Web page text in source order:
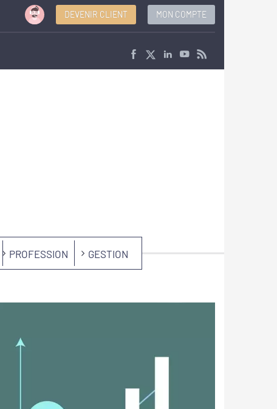
DEVENIR CLIENT MON COMPTE
PROFESSION GESTION